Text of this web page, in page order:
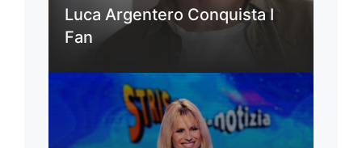
Luca Argentero Conquista I
Fan